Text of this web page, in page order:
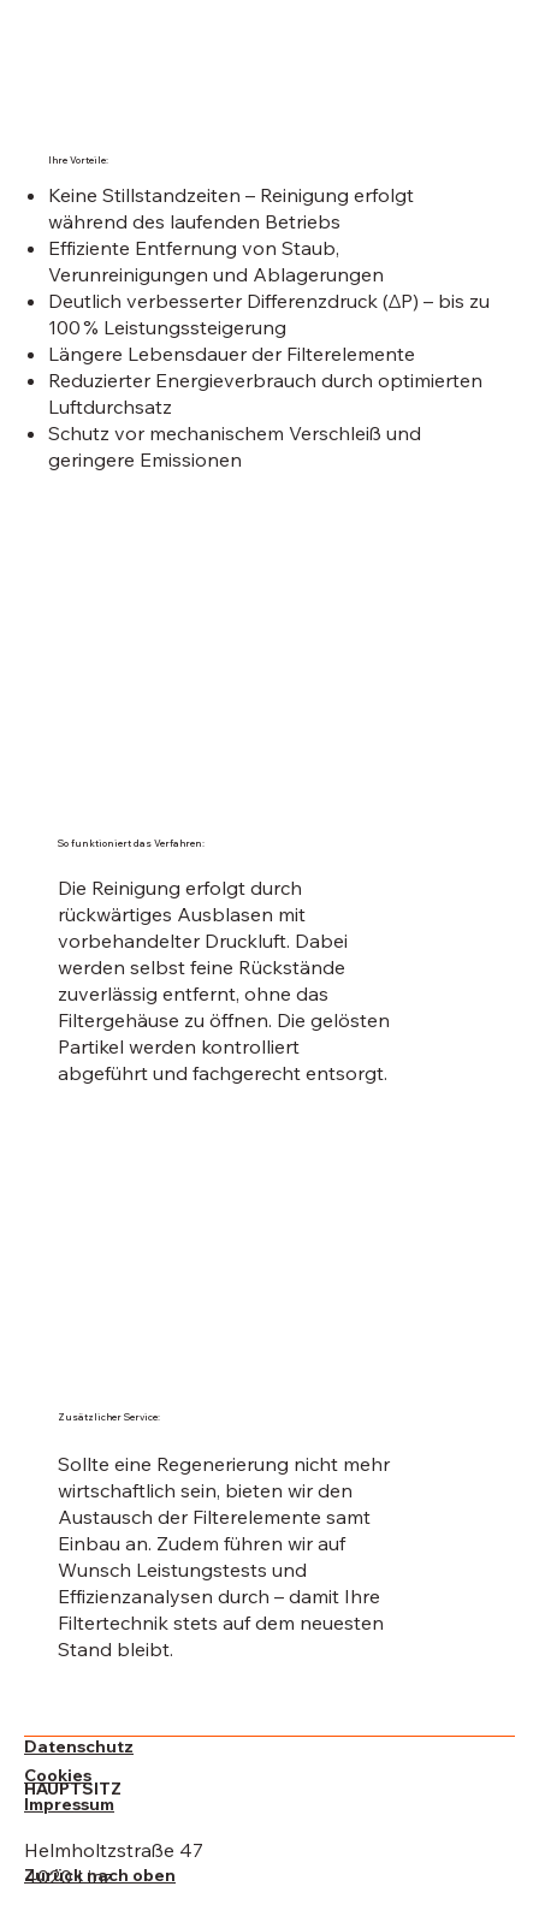
Keine Stillstandzeiten – Reinigung erfolgt
während des laufenden Betriebs
Effiziente Entfernung von Staub,
Verunreinigungen und Ablagerungen
Deutlich verbesserter Differenzdruck (ΔP) – bis zu
100 % Leistungssteigerung
Längere Lebensdauer der Filterelemente
Reduzierter Energieverbrauch durch optimierten
Luftdurchsatz
Schutz vor mechanischem Verschleiß und
geringere Emissionen
Ihre Vorteile:
So funktioniert das Verfahren:
Die Reinigung erfolgt durch
rückwärtiges Ausblasen mit
vorbehandelter Druckluft. Dabei
werden selbst feine Rückstände
zuverlässig entfernt, ohne das
Filtergehäuse zu öffnen. Die gelösten
Partikel werden kontrolliert
abgeführt und fachgerecht entsorgt.
Zusätzlicher Service:
Sollte eine Regenerierung nicht mehr
wirtschaftlich sein, bieten wir den
Austausch der Filterelemente samt
Einbau an. Zudem führen wir auf
Wunsch Leistungstests und
Effizienzanalysen durch – damit Ihre
Filtertechnik stets auf dem neuesten
Stand bleibt.
HAUPTSITZ
Helmholtzstraße 47
4020 Linz
Zurück nach oben
Datenschutz
Cookies
Impressum